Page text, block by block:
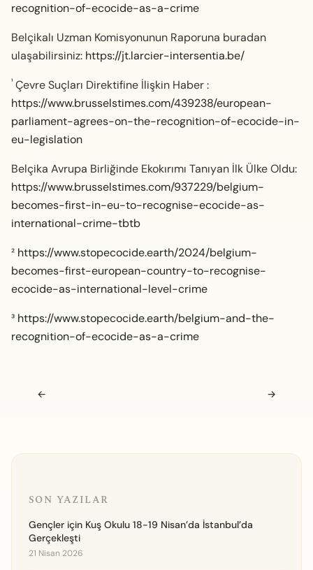
recognition-of-ecocide-as-a-crime
Belçikalı Uzman Komisyonunun Raporuna buradan
ulaşabilirsiniz: https://jt.larcier-intersentia.be/
¹ Çevre Suçları Direktifine İlişkin Haber :
https://www.brusselstimes.com/439238/european-
parliament-agrees-on-the-recognition-of-ecocide-in-
eu-legislation
Belçika Avrupa Birliğinde Ekokırımı Tanıyan İlk Ülke Oldu:
https://www.brusselstimes.com/937229/belgium-
becomes-first-in-eu-to-recognise-ecocide-as-
international-crime-tbtb
² https://www.stopecocide.earth/2024/belgium-
becomes-first-european-country-to-recognise-
ecocide-as-international-level-crime
³ https://www.stopecocide.earth/belgium-and-the-
recognition-of-ecocide-as-a-crime
Navigasyon sonrası
← →
SON YAZILAR
Gençler için Kuş Okulu 18-19 Nisan’da İstanbul’da
Gerçekleşti
21 Nisan 2026